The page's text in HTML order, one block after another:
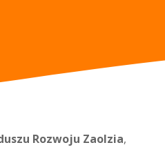
Rozwoju Zaolzia,